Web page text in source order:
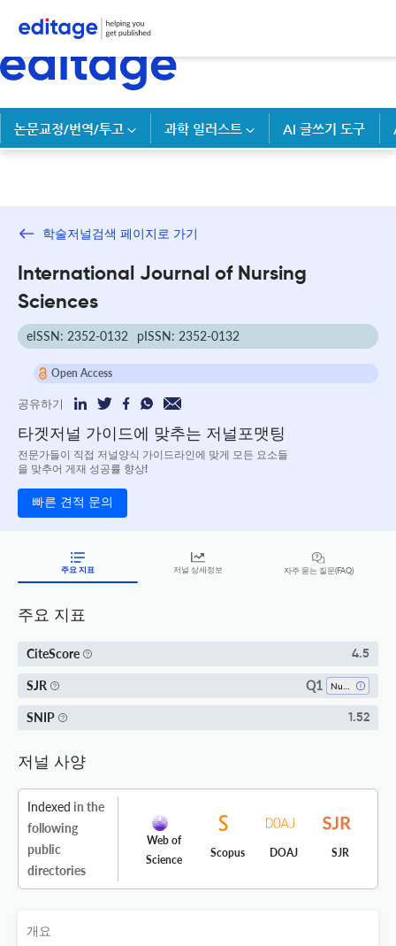
논문교정/번역/투고 과학 일러스트 AI 글쓰기 도구
학술저널검색 페이지로 가기
International Journal of Nursing
Sciences
eISSN: 2352-0132 pISSN: 2352-0132
Open Access
공유하기
타겟저널 가이드에 맞추는 저널포맷팅
전문가들이 직접 저널양식 가이드라인에 맞게 모든 요소들
을 맞추어 게재 성공률 향상!
빠른 견적 문의
주요 지표 저널 상세정보 자주 묻는 질문(FAQ)
주요 지표
CiteScore 4.5
SJR Q1
SNIP 1.52
저널 사양
Indexed in the
following
public
directories
Web of
Science
Scopus DOAJ SJR
개요